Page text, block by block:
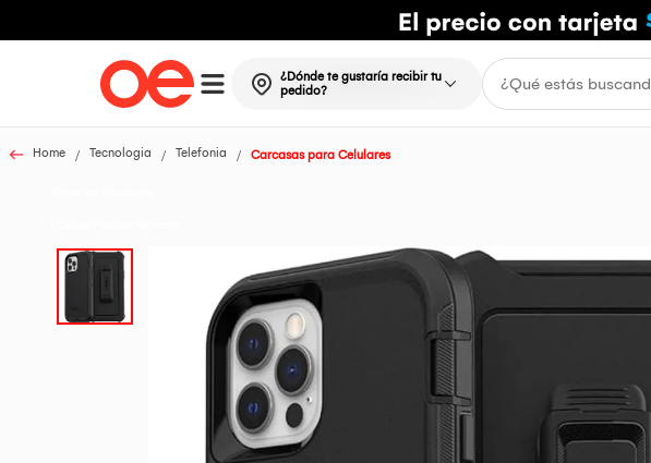
¿Dónde te gustaría recibir tu
pedido?
Home Tecnologia Telefonia Carcasas para Celulares